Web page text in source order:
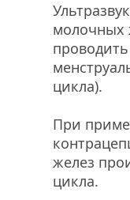
молочных
цикла).
При
желез
цикла.